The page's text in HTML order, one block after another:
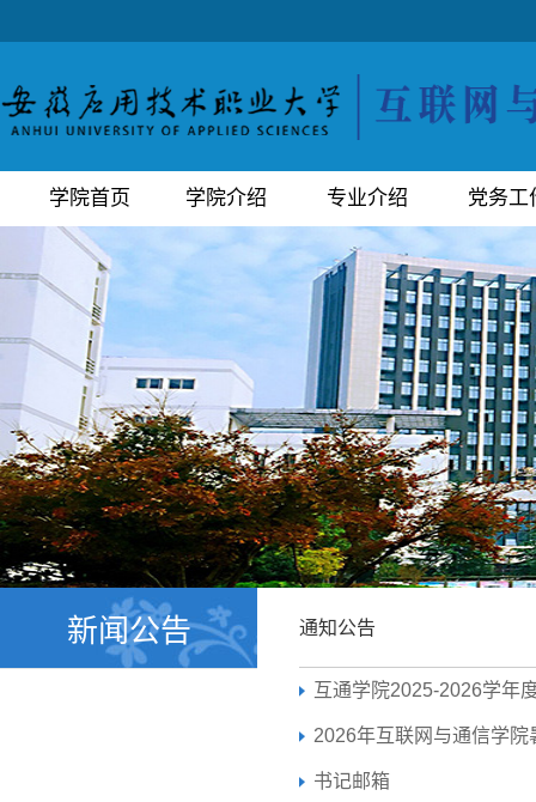
学院首页 学院介绍 专业介绍 党务工
新闻公告 通知公告
互通学院2025-2026学年
2026年互联网与通信学院
书记邮箱